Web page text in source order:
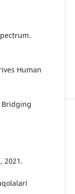
Human
Bridging
2021.